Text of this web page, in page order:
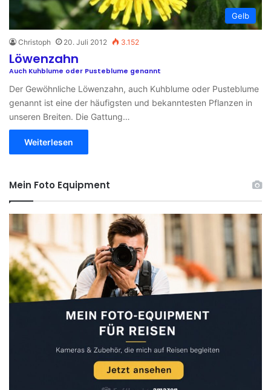
Gelb
Christoph 20. Juli 2012 3.152
Löwenzahn
Auch Kuhblume oder Pusteblume genannt
Der Gewöhnliche Löwenzahn, auch Kuhblume oder Pusteblume
genannt ist eine der häufigsten und bekanntesten Pflanzen in
unseren Breiten. Die Gattung…
Weiterlesen
Mein Foto Equipment